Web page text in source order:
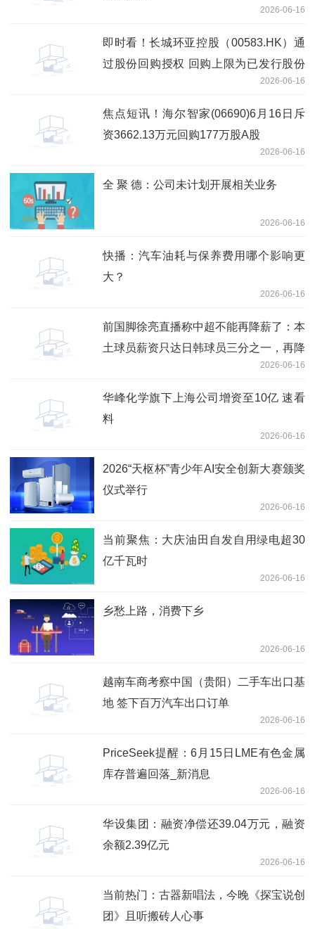
2026-06-16
即时看！长城环亚控股（00583.HK）通
过股份回购授权 回购上限为已发行股份
2026-06-16
焦点短讯！海尔智家(06690)6月16日斥
资3662.13万元回购177万股A股
2026-06-16
全 聚 德：公司未计划开展相关业务
2026-06-16
快播：汽车油耗与保养费用哪个影响更
大？
2026-06-16
前国脚徐亮直播称中超不能再降薪了：本
土球员薪资只达日韩球员三分之一，再降
2026-06-16
华峰化学旗下上海公司增资至10亿 速看
料
2026-06-16
2026“天枢杯”青少年AI安全创新大赛颁奖
仪式举行
2026-06-16
当前聚焦：大庆油田自发自用绿电超30
亿千瓦时
2026-06-16
乡愁上路，消费下乡
2026-06-16
越南车商考察中国（贵阳）二手车出口基
地 签下百万汽车出口订单
2026-06-16
PriceSeek提醒：6月15日LME有色金属
库存普遍回落_新消息
2026-06-16
华设集团：融资净偿还39.04万元，融资
余额2.39亿元
2026-06-16
当前热门：古器新唱法，今晚《探宝说创
团》且听搬砖人心事